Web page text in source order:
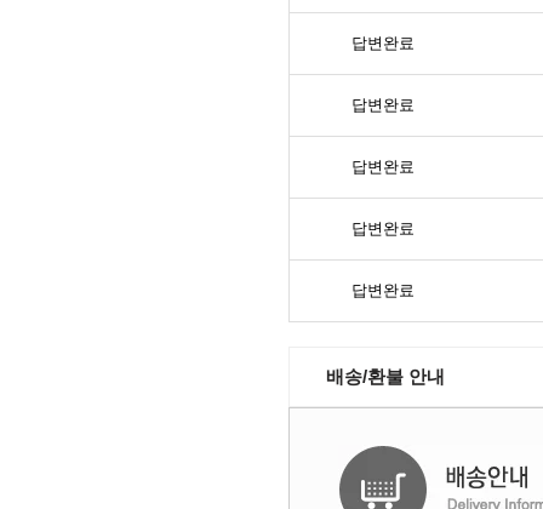
답변완료
답변완료
답변완료
답변완료
답변완료
배송/환불 안내